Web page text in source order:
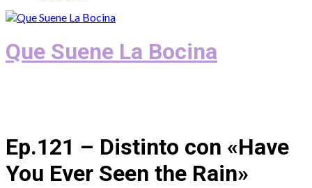
Que Suene La Bocina
Ep.121 – Distinto con «Have
You Ever Seen the Rain»